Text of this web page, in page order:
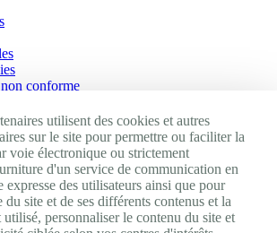
conforme
utilisent des cookies et autres
sur le site pour permettre ou faciliter la
voie électronique ou strictement
d'un service de communication en
expresse des utilisateurs ainsi que pour
du site et de ses différents contenus et la
personnaliser le contenu du site et